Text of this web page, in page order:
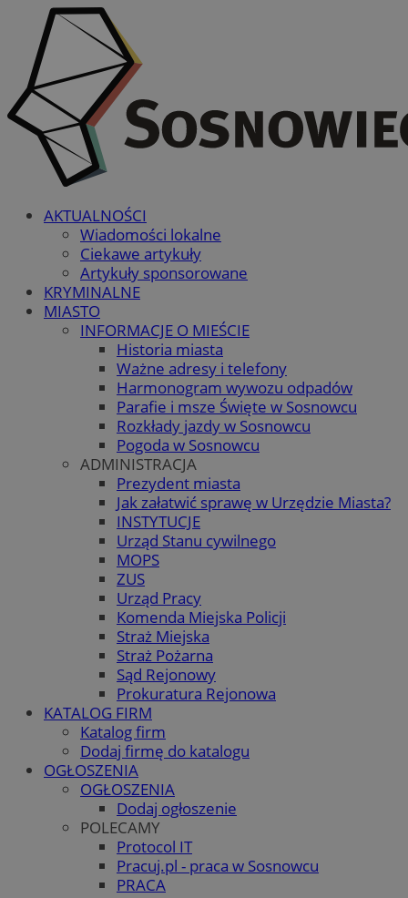
AKTUALNOŚCI
Wiadomości lokalne
Ciekawe artykuły
Artykuły sponsorowane
KRYMINALNE
MIASTO
INFORMACJE O MIEŚCIE
Historia miasta
Ważne adresy i telefony
Harmonogram wywozu odpadów
Parafie i msze Święte w Sosnowcu
Rozkłady jazdy w Sosnowcu
Pogoda w Sosnowcu
ADMINISTRACJA
Prezydent miasta
Jak załatwić sprawę w Urzędzie Miasta?
INSTYTUCJE
Urząd Stanu cywilnego
MOPS
ZUS
Urząd Pracy
Komenda Miejska Policji
Straż Miejska
Straż Pożarna
Sąd Rejonowy
Prokuratura Rejonowa
KATALOG FIRM
Katalog firm
Dodaj firmę do katalogu
OGŁOSZENIA
OGŁOSZENIA
Dodaj ogłoszenie
POLECAMY
Protocol IT
Pracuj.pl - praca w Sosnowcu
PRACA